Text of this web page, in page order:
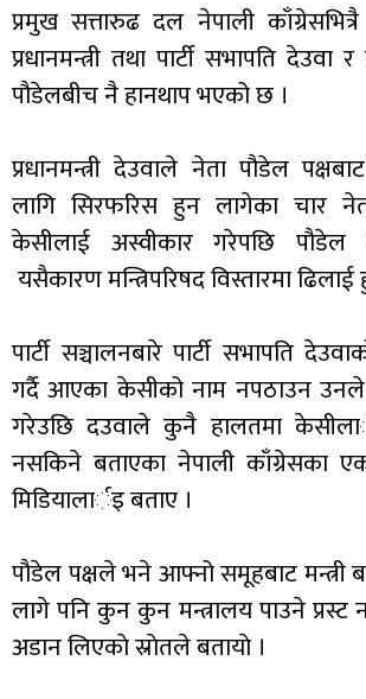
प्रमुख सत्तारुढ दल नेपाली काँग्रेसभित्रै
प्रधानमन्त्री तथा पार्टी सभापति देउवा र
पौडेलबीच नै हानथाप भएको छ ।
प्रधानमन्त्री देउवाले नेता पौडेल
लागि सिरफरिस हुन लागेका चार
केसीलाई अस्वीकार गरेपछि
यसैकारण मन्त्रिपरिषद विस्तारमा
पार्टी सञ्चालनबारे पार्टी सभापति
गर्दै आएका केसीको नाम नपठाउन
गरेउछि दउवाले कुनै हालतमा
नसकिने बताएका नेपाली काँग्रेसका
मिडियालार्इ बताए ।
पौडेल पक्षले भने आफ्नो समूहबाट मन्त्री
लागे पनि कुन कुन मन्त्रालय पाउने
अडान लिएकाे स्राेतले बतायाे ।